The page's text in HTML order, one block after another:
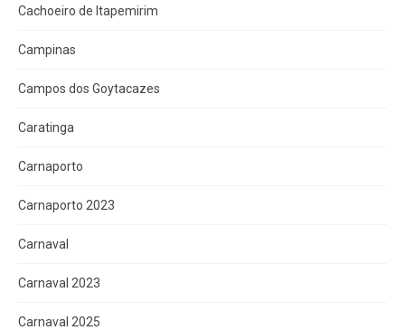
Cachoeiro de Itapemirim
Campinas
Campos dos Goytacazes
Caratinga
Carnaporto
Carnaporto 2023
Carnaval
Carnaval 2023
Carnaval 2025